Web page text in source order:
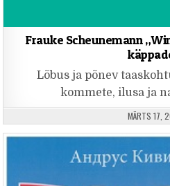
Frauke Scheunemann
Lõbus ja põnev
kommete, ilusa ja
PUBLISHED
MÄRTS 17,